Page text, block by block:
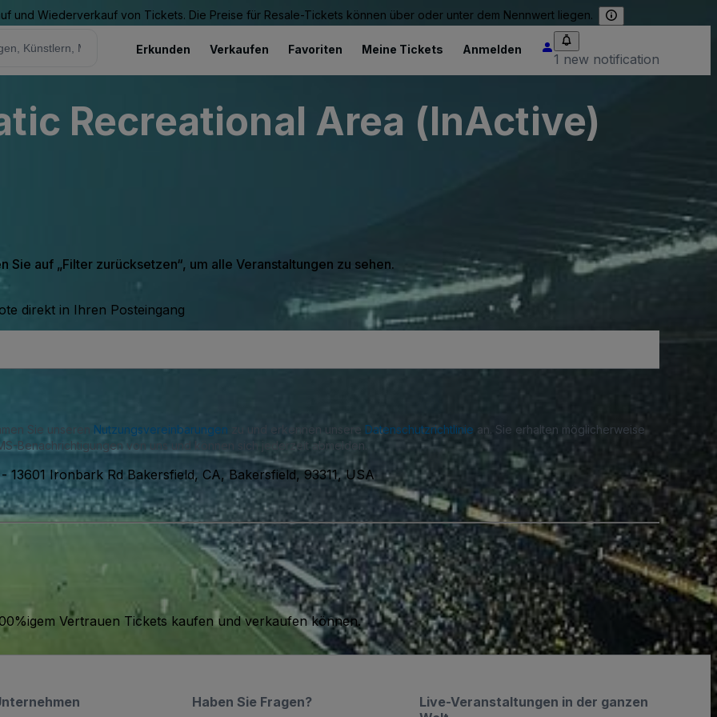
und Wiederverkauf von Tickets. Die Preise für Resale-Tickets können über oder unter dem Nennwert liegen.
Erkunden Verkaufen Favoriten Meine Tickets Anmelden
1 new notification
Recreational Area (InActive)
Sie auf „Filter zurücksetzen“, um alle Veranstaltungen zu sehen.
direkt in Ihren Posteingang
Sie unseren Nutzungsvereinbarungen zu und erkennen unsere Datenschutzrichtlinie an. Sie erhalten möglicherweise
Benachrichtigungen von uns und können sich jederzeit abmelden.
13601 Ironbark Rd Bakersfield, CA, Bakersfield, 93311, USA
Vertrauen Tickets kaufen und verkaufen können.
Live-Veranstaltungen in der ganzen
Haben Sie Fragen?